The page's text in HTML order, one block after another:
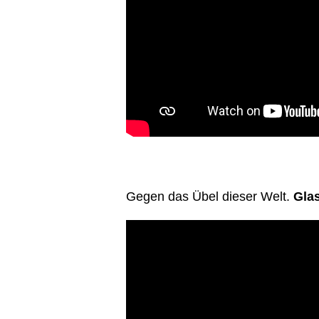
Gegen das Übel dieser Welt.